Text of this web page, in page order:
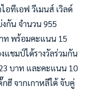
ทีเอฟ วีเมนส์ เวิลด์
กัน จำนวน 955
ท พร้อมคะแนน 15
ชมป์ได้รางวัลร่วมกัน
บาท และคะแนน 10
ฮี จากเกาหลีใต้ จับคู่